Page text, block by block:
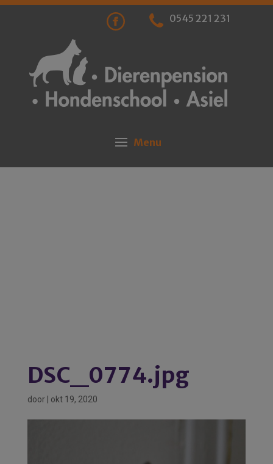
0545 221 231
DSC_0774.jpg
door okt 19, 2020